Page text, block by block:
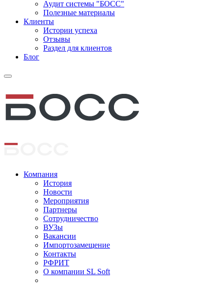
Аудит системы "БОСС"
Полезные материалы
Клиенты
Истории успеха
Отзывы
Раздел для клиентов
Блог
Компания
История
Новости
Мероприятия
Партнеры
Сотрудничество
ВУЗы
Вакансии
Импортозамещение
Контакты
РФРИТ
О компании SL Soft